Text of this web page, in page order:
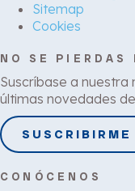
Sitemap
Cookies
NO SE PIERDAS
Suscríbase a
últimas novedades
SUSCRIBIRME
CONÓCENOS